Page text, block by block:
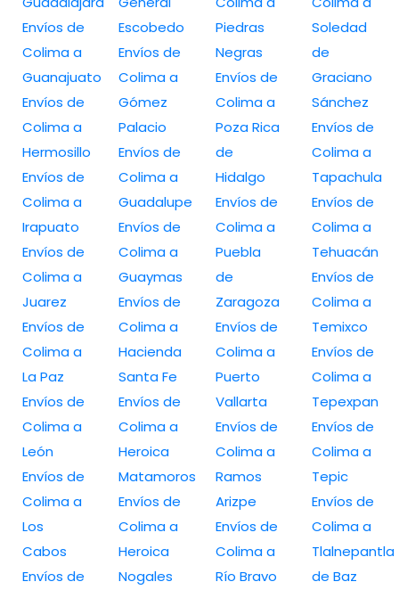
Envíos de
Colima a
Guanajuato
Envíos de
Colima a
Hermosillo
Envíos de
Colima a
Irapuato
Envíos de
Colima a
Juarez
Envíos de
Colima a
La Paz
Envíos de
Colima a
León
Envíos de
Colima a
Los
Cabos
Envíos de
Escobedo
Envíos de
Colima a
Gómez
Palacio
Envíos de
Colima a
Guadalupe
Envíos de
Colima a
Guaymas
Envíos de
Colima a
Hacienda
Santa Fe
Envíos de
Colima a
Heroica
Matamoros
Envíos de
Colima a
Heroica
Nogales
Piedras
Negras
Envíos de
Colima a
Poza Rica
de
Hidalgo
Envíos de
Colima a
Puebla
de
Zaragoza
Envíos de
Colima a
Puerto
Vallarta
Envíos de
Colima a
Ramos
Arizpe
Envíos de
Colima a
Río Bravo
Soledad
de
Graciano
Sánchez
Envíos de
Colima a
Tapachula
Envíos de
Colima a
Tehuacán
Envíos de
Colima a
Temixco
Envíos de
Colima a
Tepexpan
Envíos de
Colima a
Tepic
Envíos de
Colima a
Tlalnepantla
de Baz